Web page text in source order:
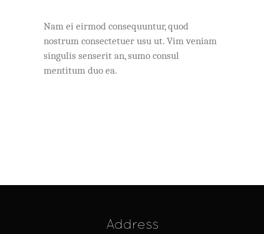
Nam ei eirmod consequuntur, quod
nostrum consectetuer usu ut. Vim veniam
singulis senserit an, sumo consul
mentitum duo ea.
Address